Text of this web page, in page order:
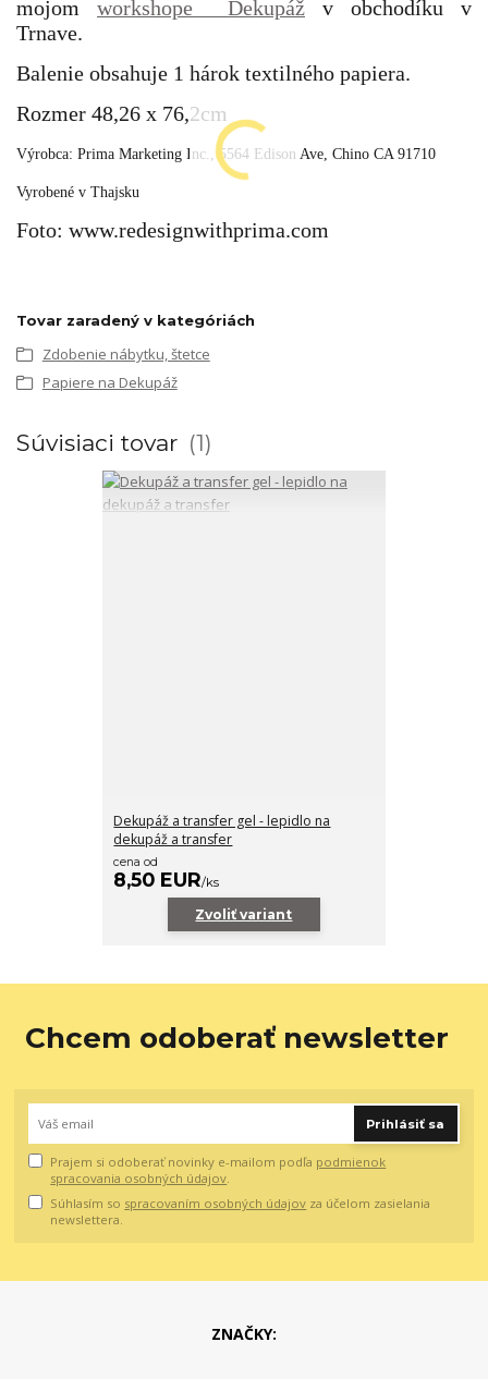
mojom workshope Dekupážv obchodíku v
Trnave.
Balenie obsahuje 1 hárok textilného papiera.
Rozmer 48,26 x 76,2cm
Výrobca: Prima Marketing Inc., 5564 Edison Ave, Chino CA 91710
Vyrobené v Thajsku
Foto: www.redesignwithprima.com
Tovar zaradený v kategóriách
Zdobenie nábytku, štetce
Papiere na Dekupáž
Súvisiaci tovar 1
Dekupáž a transfer gel - lepidlo na
dekupáž a transfer
cena od
8,50 EUR/ks
Zvoliť variant
Chcem odoberať newsletter
Prihlásiť sa
Prajem si odoberať novinky e-mailom podľa podmienok
spracovania osobných údajov
Súhlasím so spracovaním osobných údajov za účelom zasielania
newslettera.
ZNAČKY: